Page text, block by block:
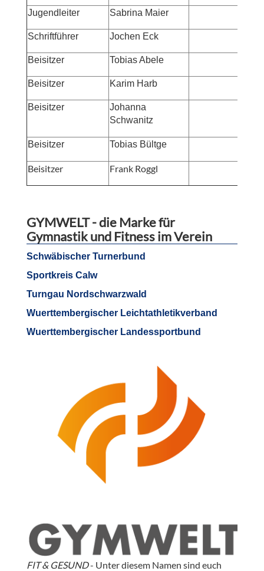
Jugendleiter Sabrina Maier
Schriftführer Jochen Eck
Beisitzer Tobias Abele
Beisitzer Karim Harb
Beisitzer
Johanna
Schwanitz
Beisitzer Tobias Bültge
Beisitzer Frank Roggl
GYMWELT - die Marke für
Gymnastik und Fitness im Verein
Schwäbischer Turnerbund
Sportkreis Calw
Turngau Nordschwarzwald
Wuerttembergischer Leichtathletikverband
Wuerttembergischer Landessportbund
FIT & GESUND- Unter diesem Namen sind euch